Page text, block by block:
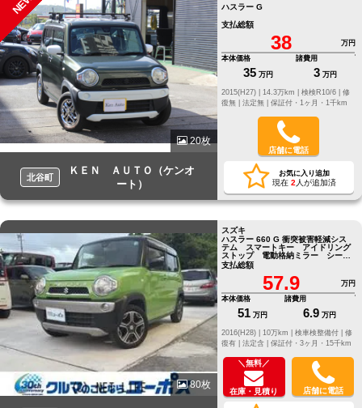
20枚
北谷町
ＫＥＮ ＡＵＴＯ（ケンオ
ート）
ハスラー G
支払総額
38
万円
本体価格
35 万円
諸費用
3 万円
修
復無 | 法定無 | 保証付・1ヶ月・1千km
店舗に電話
お気に入り追加
現在 2 人が追加済
80枚
スズキ
ハスラー 660 G 衝突被害軽減シス
テム スマートキー アイドリング
ストップ 電動格納ミラー シート
ヒーター
支払総額
57.9
万円
本体価格
51 万円
諸費用
6.9 万円
修
復有 | 法定含 | 保証付・3ヶ月・15千km
＼無料／
在庫・見積り 店舗に電話